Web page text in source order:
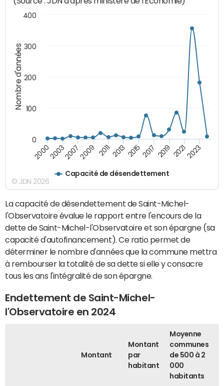
Nombre d'années
Capacité de désendettement
2000200320072009 20112013 20152017 2019 20212023
0
100
200
300
400
© JDN 2026
La capacité de désendettement de Saint-Michel-
l'Observatoire évalue le rapport entre l'encours de la
dette de Saint-Michel-l'Observatoire et son épargne (sa
capacité d'autofinancement). Ce ratio permet de
déterminer le nombre d'années que la commune mettra
à rembourser la totalité de sa dette si elle y consacre
tous les ans l'intégralité de son épargne.
Endettement de Saint-Michel-
l'Observatoire en 2024
Montant
Montant
par
habitant
Moyenne
communes
de 500 à 2
000
habitants